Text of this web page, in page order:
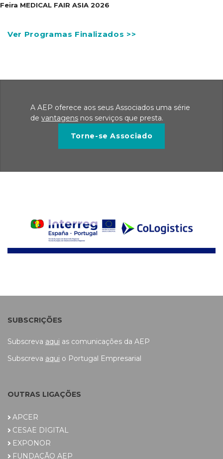
Feira MEDICAL FAIR ASIA 2026
Ver Programas Finalizados >>
A AEP oferece aos seus Associados uma série
de vantagens nos serviços que presta.
Torne-se Associado
SUBSCRIÇÕES
Subscreva aqui as comunicações da AEP
Subscreva aqui o Portugal Empresarial
OUTRAS LIGAÇÕES
APCER
CESAE DIGITAL
EXPONOR
FUNDAÇÃO AEP